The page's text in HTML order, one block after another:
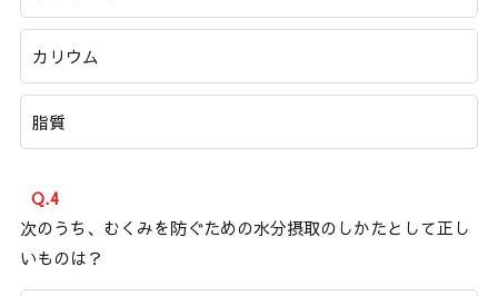
カリウム
脂質
Q.4
次のうち、むくみを防ぐための水分摂取のしかたとして正し
いものは？